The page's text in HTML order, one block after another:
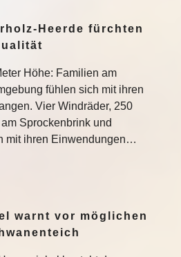
Heerde fürchten
Höhe: Familien am
fühlen sich mit ihren
Vier Windräder, 250
Sprockenbrink und
mit ihren Einwendungen…
warnt vor möglichen